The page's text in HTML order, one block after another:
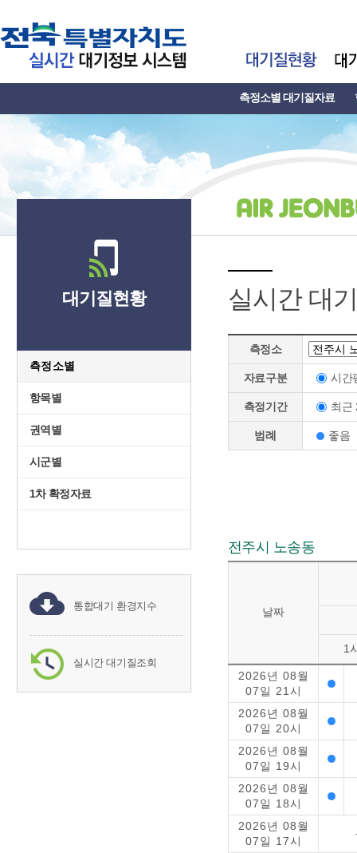
측정소별 대기질자료
대기질현황
측정소별
항목별
권역별
시군별
1차 확정자료
통합대기 환경지수
실시간 대기질조회
실시간 대
측정소
자료구분 시간
측정기간 최근
범례 좋음
전주시 노송동
날짜
1
2026년 08월
07일 21시
2026년 08월
07일 20시
2026년 08월
07일 19시
2026년 08월
07일 18시
2026년 08월
07일 17시